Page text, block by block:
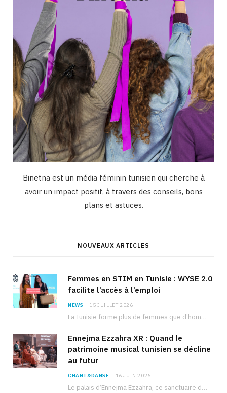
Binetna est un média féminin tunisien qui cherche à
avoir un impact positif, à travers des conseils, bons
plans et astuces.
NOUVEAUX ARTICLES
Femmes en STIM en Tunisie : WYSE 2.0
facilite l’accès à l’emploi
NEWS 15 JUILLET 2026
La Tunisie forme plus de femmes que d’hommes dans les filières scientifiques. Pourtant, pour beaucoup…
Ennejma Ezzahra XR : Quand le
patrimoine musical tunisien se décline
au futur
CHANT&DANSE 16 JUIN 2026
Le palais d’Ennejma Ezzahra, ce sanctuaire de la musique tunisienne et méditerranéenne construit par le…